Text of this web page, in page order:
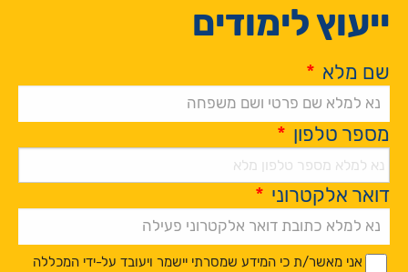
ייעוץ לימודים
שם מלא *
מספר טלפון *
דואר אלקטרוני *
*
*
אני מאשר/ת כי המידע שמסרתי יישמר ויעובד על-ידי המכללה
Alternative: